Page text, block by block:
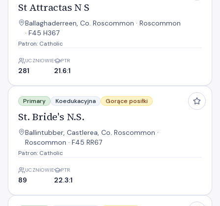
St Attractas N S
Ballaghaderreen, Co. Roscommon · Roscommon
· F45 H367
Patron: Catholic
UCZNIOWIE
281
PTR
21.6:1
St. Bride's N.S.
Primary Koedukacyjna Gorące posiłki
St. Bride's N.S.
Ballintubber, Castlerea, Co. Roscommon ·
Roscommon · F45 RR67
Patron: Catholic
UCZNIOWIE
89
PTR
22.3:1
Tarmon N S